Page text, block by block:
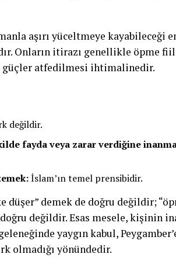
aşırı yüceltmeye kayabileceği
Onların itirazı genellikle öpme
güçler atfedilmesi ihtimalinedir.
değildir.
fayda veya zarar verdiğine
İslam’ın temel prensibidir.
düşer” demek de doğru değildir;
değildir. Esas mesele, kişinin
yaygın kabul,
olmadığı yönündedir.